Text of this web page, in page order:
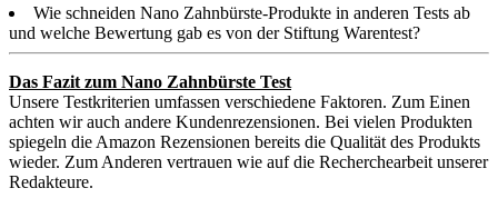
Wie schneiden Nano Zahnbürste-Produkte in anderen Tests ab
und welche Bewertung gab es von der Stiftung Warentest?
Das Fazit zum Nano Zahnbürste Test
Unsere Testkriterien umfassen verschiedene Faktoren. Zum Einen
achten wir auch andere Kundenrezensionen. Bei vielen Produkten
spiegeln die Amazon Rezensionen bereits die Qualität des Produkts
wieder. Zum Anderen vertrauen wie auf die Recherchearbeit unserer
Redakteure.